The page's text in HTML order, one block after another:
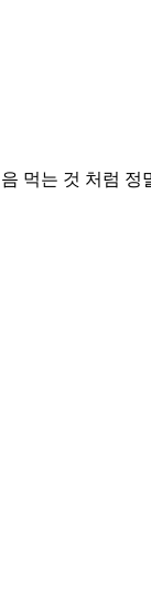
먹는 것 처럼 정